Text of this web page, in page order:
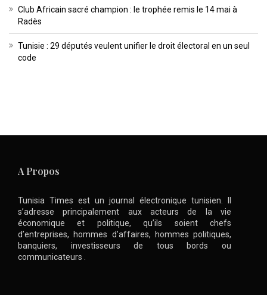
Club Africain sacré champion : le trophée remis le 14 mai à
Radès
Tunisie : 29 députés veulent unifier le droit électoral en un seul
code
A Propos
Tunisia Times est un journal électronique tunisien. Il
s’adresse principalement aux acteurs de la vie
économique et politique, qu’ils soient chefs
d’entreprises, hommes d’affaires, hommes politiques,
banquiers, investisseurs de tous bords ou
communicateurs .